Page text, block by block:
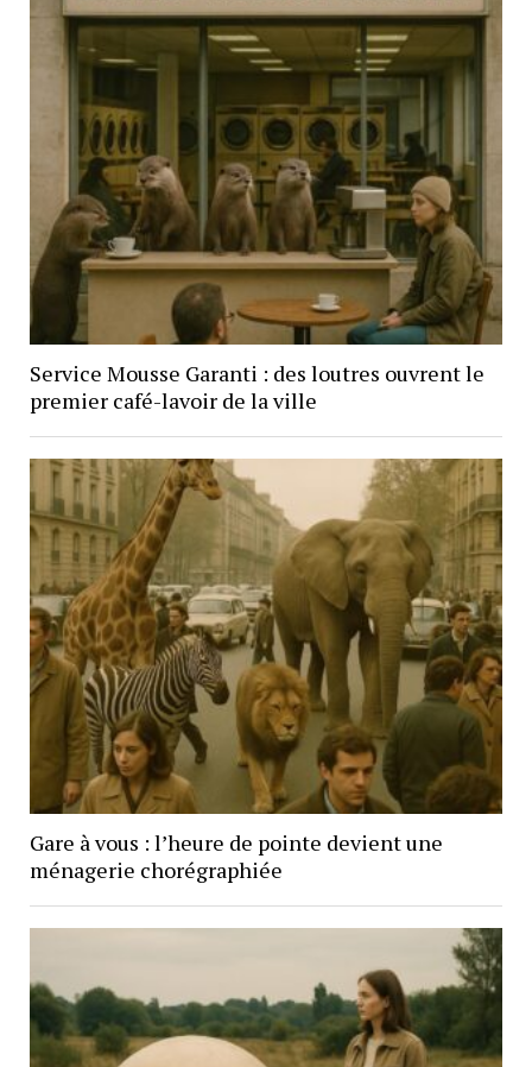
Service Mousse Garanti : des loutres ouvrent le
premier café-lavoir de la ville
Gare à vous : l’heure de pointe devient une
ménagerie chorégraphiée